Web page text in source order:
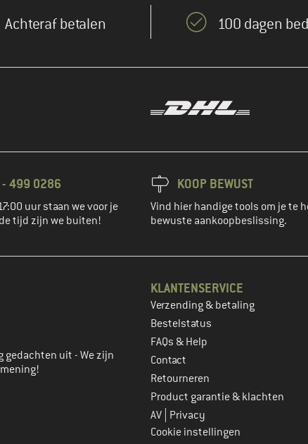
Achteraf betalen 100 dagen
499 0286
uur staan we voor je
tijd zijn we buiten!
KOOP BEWUST
Vind hier handige tools om je te
bewuste aankoopbeslissing.
aan
gedachten uit - We zijn
KLANTENSERVICE
Verzending & betaling
Bestelstatus
FAQs & Help
Contact
Retourneren
Product garantie & klachten
AV Privacy
Cookie instellingen